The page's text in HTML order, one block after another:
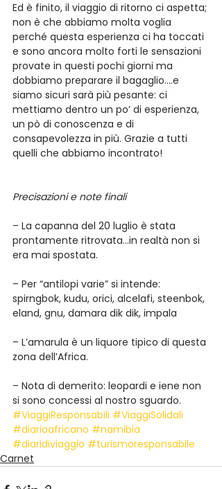
Ed è finito, il viaggio di ritorno ci aspetta;
non è che abbiamo molta voglia
perché questa esperienza ci ha toccati
e sono ancora molto forti le sensazioni
provate in questi pochi giorni ma
dobbiamo preparare il bagaglio….e
siamo sicuri sarà più pesante: ci
mettiamo dentro un po’ di esperienza,
un pò di conoscenza e di
consapevolezza in più. Grazie a tutti
quelli che abbiamo incontrato!
Precisazioni e note finali
– La capanna del 20 luglio è stata
prontamente ritrovata…in realtà non si
era mai spostata.
– Per “antilopi varie” si intende:
spirngbok, kudu, orici, alcelafi, steenbok,
eland, gnu, damara dik dik, impala
– L’amarula è un liquore tipico di questa
zona dell’Africa.
– Nota di demerito: leopardi e iene non
si sono concessi al nostro sguardo.
#ViaggiResponsabili #ViaggiSolidali
#diarioafricano #namibia
#diaridiviaggio #turismoresponsabile
Carnet